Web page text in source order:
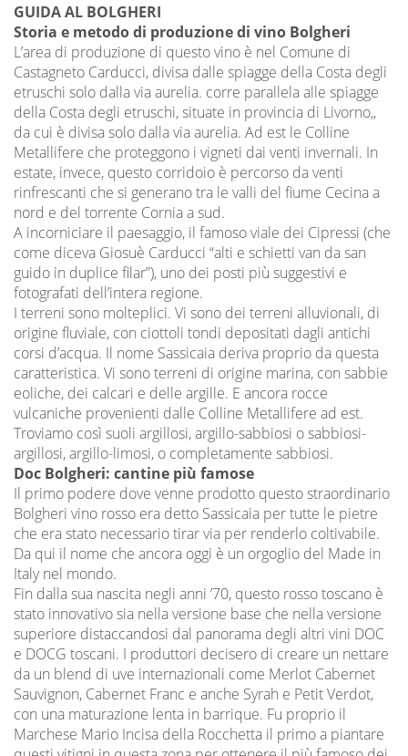
GUIDA AL BOLGHERI
Storia e metodo di produzione di vino Bolgheri
L’area di produzione di questo vino è nel Comune di
Castagneto Carducci, divisa dalle spiagge della Costa degli
etruschi solo dalla via aurelia. corre parallela alle spiagge
della Costa degli etruschi, situate in provincia di Livorno,,
da cui è divisa solo dalla via aurelia. Ad est le Colline
Metallifere che proteggono i vigneti dai venti invernali. In
estate, invece, questo corridoio è percorso da venti
rinfrescanti che si generano tra le valli del fiume Cecina a
nord e del torrente Cornia a sud.
A incorniciare il paesaggio, il famoso viale dei Cipressi (che
come diceva Giosuè Carducci “alti e schietti van da san
guido in duplice filar”), uno dei posti più suggestivi e
fotografati dell’intera regione.
I terreni sono molteplici. Vi sono dei terreni alluvionali, di
origine fluviale, con ciottoli tondi depositati dagli antichi
corsi d’acqua. Il nome Sassicaia deriva proprio da questa
caratteristica. Vi sono terreni di origine marina, con sabbie
eoliche, dei calcari e delle argille. E ancora rocce
vulcaniche provenienti dalle Colline Metallifere ad est.
Troviamo così suoli argillosi, argillo-sabbiosi o sabbiosi-
argillosi, argillo-limosi, o completamente sabbiosi.
Doc Bolgheri: cantine più famose
Il primo podere dove venne prodotto questo straordinario
Bolgheri vino rosso era detto Sassicaia per tutte le pietre
che era stato necessario tirar via per renderlo coltivabile.
Da qui il nome che ancora oggi è un orgoglio del Made in
Italy nel mondo.
Fin dalla sua nascita negli anni ’70, questo rosso toscano è
stato innovativo sia nella versione base che nella versione
superiore distaccandosi dal panorama degli altri vini DOC
e DOCG toscani. I produttori decisero di creare un nettare
da un blend di uve internazionali come Merlot Cabernet
Sauvignon, Cabernet Franc e anche Syrah e Petit Verdot,
con una maturazione lenta in barrique. Fu proprio il
Marchese Mario Incisa della Rocchetta il primo a piantare